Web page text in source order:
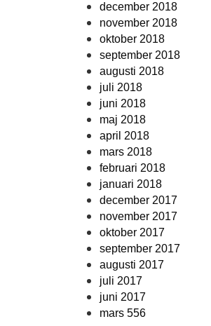
december 2018
november 2018
oktober 2018
september 2018
augusti 2018
juli 2018
juni 2018
maj 2018
april 2018
mars 2018
februari 2018
januari 2018
december 2017
november 2017
oktober 2017
september 2017
augusti 2017
juli 2017
juni 2017
mars 556